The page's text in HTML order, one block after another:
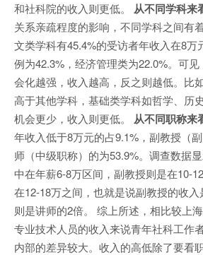
和社科院的收入则更低。 从不同学科来
关系亲疏程度的影响，不同学科之间有
文类学科有45.4%的受访者年收入在8万
例为42.3%，经济管理类为22.0%。可
会化越强，收入越高，反之则越低。比
高于其他学科，基础类学科如哲学、历
机会更少，收入则更低。
从不同职称来
年收入低于8万元的占9.1%，副教授（
师（中级职称）的为53.9%。调查数据
中在年薪6-8万区间，副教授则是在10-
在12-18万之间，也就是说副教授的收
则是讲师的2倍。 综上所述，相比较上
专业技术人员的收入来说青年社科工作
内部的差异较大。收入的高低除了要看